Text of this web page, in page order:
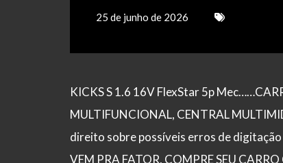
25 de junho de 2026
KICKS S 1.6 16V FlexStar 5p
MULTIFUNCIONAL, CENTRAL
direito sobre possíveis erros de
VEM PRA FATOR, COMPRE SEU